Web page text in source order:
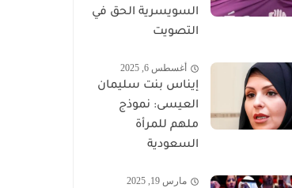
السويسرية الحق في
التصويت
أغسطس 6, 2025
إيناس بنت سليمان
العيسى: نموذج
ملهم للمرأة
السعودية
مارس 19, 2025